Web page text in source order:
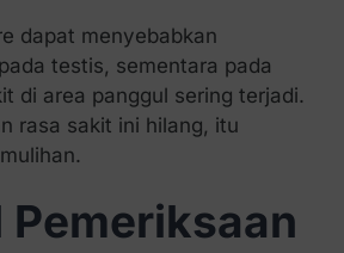
dapat menyebabkan
testis, sementara pada
di area panggul sering terjadi.
rasa sakit ini hilang, itu
Pemeriksaan